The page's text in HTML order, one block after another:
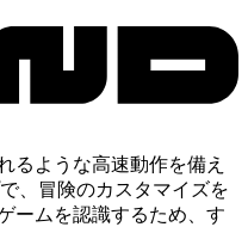
るような高速動作を備え
、冒険のカスタマイズを
ームを認識するため、す